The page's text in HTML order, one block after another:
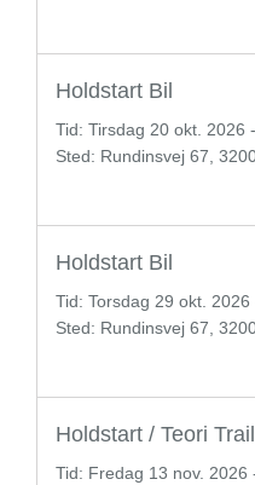
Holdstart Bil
Tid: Tirsdag 20 okt. 2026
Sted: Rundinsvej 67,
Holdstart Bil
Tid: Torsdag 29 okt.
Sted: Rundinsvej 67,
Holdstart / Teori
Tid: Fredag 13 nov. 2026